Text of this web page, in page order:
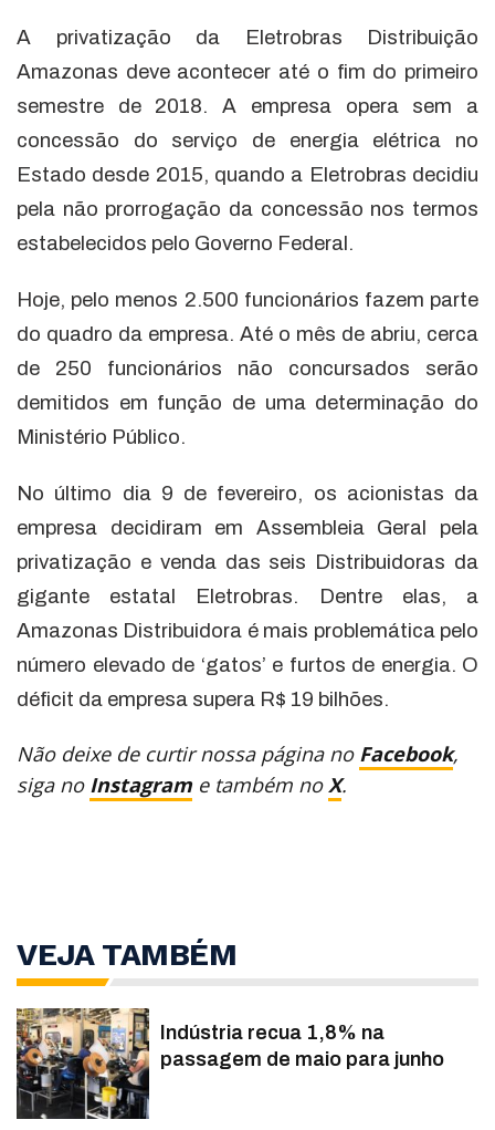
A privatização da Eletrobras Distribuição
Amazonas deve acontecer até o fim do primeiro
semestre de 2018. A empresa opera sem a
concessão do serviço de energia elétrica no
Estado desde 2015, quando a Eletrobras decidiu
pela não prorrogação da concessão nos termos
estabelecidos pelo Governo Federal.
Hoje, pelo menos 2.500 funcionários fazem parte
do quadro da empresa. Até o mês de abriu, cerca
de 250 funcionários não concursados serão
demitidos em função de uma determinação do
Ministério Público.
No último dia 9 de fevereiro, os acionistas da
empresa decidiram em Assembleia Geral pela
privatização e venda das seis Distribuidoras da
gigante estatal Eletrobras. Dentre elas, a
Amazonas Distribuidora é mais problemática pelo
número elevado de ‘gatos’ e furtos de energia. O
déficit da empresa supera R$ 19 bilhões.
Não deixe de curtir nossa página no Facebook,
siga no Instagram e também noX.
VEJA TAMBÉM
Indústria recua 1,8% na
passagem de maio para junho